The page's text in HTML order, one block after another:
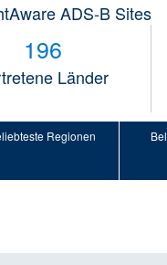
ADS-B Sites
196
Länder
Regionen